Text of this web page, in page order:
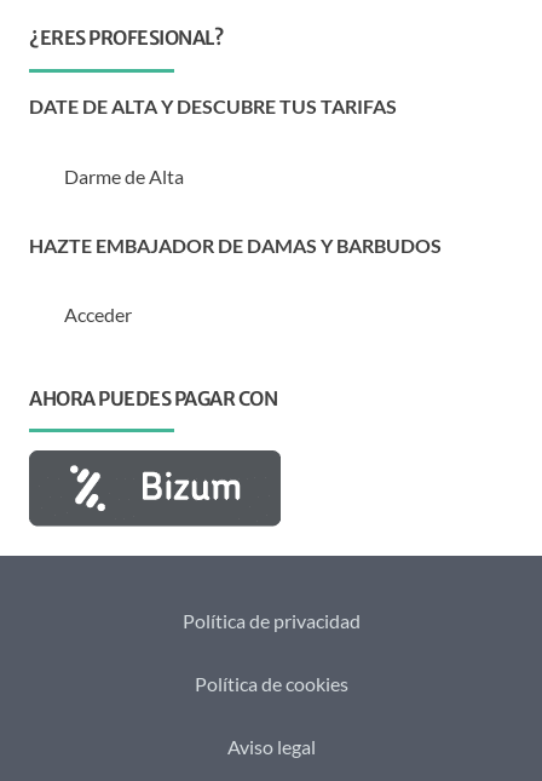
¿ERES PROFESIONAL?
DATE DE ALTA Y DESCUBRE TUS TARIFAS
Darme de Alta
HAZTE EMBAJADOR DE DAMAS Y BARBUDOS
Acceder
AHORA PUEDES PAGAR CON
Política de privacidad
Política de cookies
Aviso legal